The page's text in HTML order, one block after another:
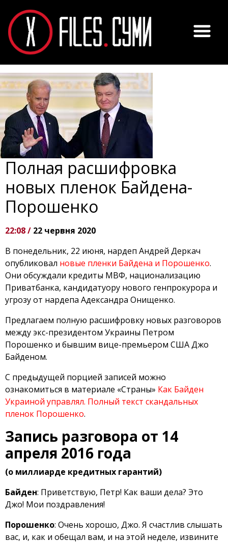
Полная расшифровка
новых пленок Байдена-
Порошенко
22:08 / 22 червня 2020
В понедельник, 22 июня, нардеп Андрей Деркач
опубликовал новые пленки Байдена и Порошенко.
Они обсуждали кредиты МВФ, национализацию
Приватбанка, кандидатуору нового генпрокурора и
угрозу от нардепа Адександра Онищенко.
Предлагаем полную расшифровку новых разговоров
между экс-президентом Украины Петром
Порошенко и бывшим вице-премьером США Джо
Байденом.
С предыдущей порцией записей можно
ознакомиться в материале «Страны» Как Байден
Украиной управлял. Полный текст скандальных
пленок Порошенко.
Запись разговора от 14
апреля 2016 года
(о миллиарде кредитных гарантий)
Байден: Приветствую, Петр! Как ваши дела? Это
Джо! Мои поздравления!
Порошенко: Очень хорошо, Джо. Я счастлив слышать
вас, и, как и обещал вам, и на этой неделе, извините